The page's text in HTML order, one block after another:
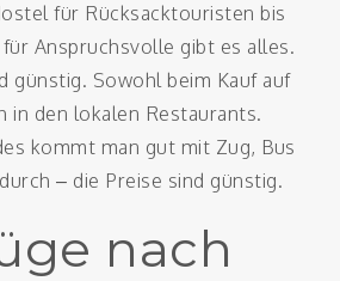
für Rücksacktouristen bis
Anspruchsvolle gibt es alles.
günstig. Sowohl beim Kauf auf
in den lokalen Restaurants.
kommt man gut mit Zug, Bus
– die Preise sind günstig.
nach